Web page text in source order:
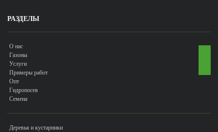
РАЗДЕЛЫ
О нас
Газоны
Услуги
Примеры работ
Опт
Гидропосев
Семена
Деревья и кустарники